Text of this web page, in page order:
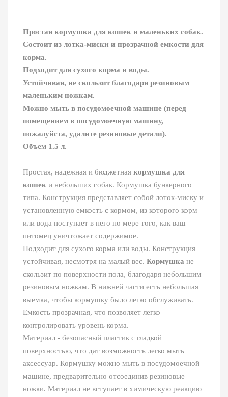
Простая кормушка для кошек и маленьких собак.
Состоит из лотка-миски и прозрачной емкости для
корма.
Подходит для сухого корма и воды.
Устойчивая, не скользит благодаря резиновым
маленьким ножкам.
Можно мыть в посудомоечной машине (перед
помещением в посудомоечную машину,
пожалуйста, удалите резиновые детали).
Объем 1.5 л.
Простая, надежная и бюджетная кормушка для
кошек и небольших собак. Кормушка бункерного
типа. Конструкция представляет собой лоток-миску и
установленную емкость с кормом, из которого корм
или вода поступает в него по мере того, как ваш
питомец уничтожает содержимое.
Подходит для сухого корма или воды. Конструкция
устойчивая, несмотря на малый вес. Кормушка не
скользит по поверхности пола, благодаря небольшим
резиновым ножкам. В нижней части есть небольшая
выемка, чтобы кормушку было легко обслуживать.
Емкость прозрачная, что позволяет легко
контролировать уровень корма.
Материал - безопасный пластик с гладкой
поверхностью, что дат возможность легко мыть
аксессуар. Кормушку можно мыть в посудомоечной
машине, предварительно отсоединив резиновые
ножки. Материал не вступает в химическую реакцию